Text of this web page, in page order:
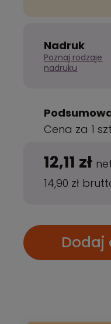
Nadruk
Poznaj rodzaje
nadruku
Cena za 1
12,11 zł
14,90 zł
Dodaj